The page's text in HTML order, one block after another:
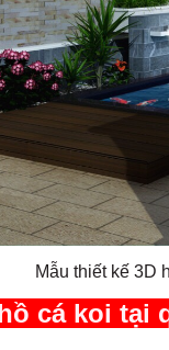
Mẫu thiết kế 3D
cá koi tại